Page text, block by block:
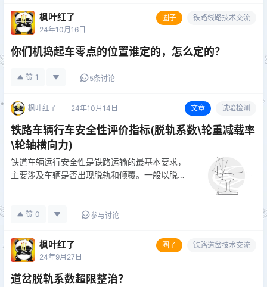
枫叶红了 圈子
铁路线路技术交流
24年10月16日
你们机捣起车零点的位置谁定的，怎么定的？
赞 1 5条讨论
枫叶红了 24年10月14日 文章 试验检测
铁路车辆行车安全性评价指标(脱轨系数\轮重减载率
\轮轴横向力)
铁道车辆运行安全性是铁路运输的最基本要求，
主要涉及车辆是否出现脱轨和倾覆。一般以脱轨
用的轮轨横向力和垂向力之比，用于评定车轮脱
赞 0 参与讨论
枫叶红了 圈子
铁路道岔技术交流
24年9月27日
道岔脱轨系数超限整治？